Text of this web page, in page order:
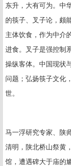
东升，大有可为。中
的筷子、叉子论，颇
主体饮食，作为中介
进食。叉子是强控制
操纵客体。中国现状
问题；弘扬筷子文化
世。
马一浮研究专家、陕
清明，陕北桥山祭黄
馆，遭遇碑大于庙的